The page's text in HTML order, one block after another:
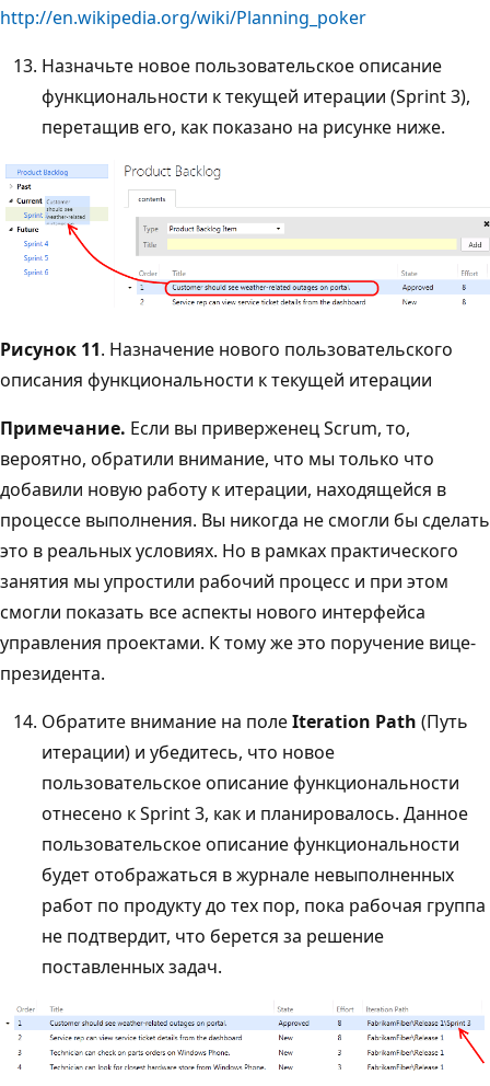
http://en.wikipedia.org/wiki/Planning_poker
Назначьте новое пользовательское описание
функциональности к текущей итерации (Sprint 3),
перетащив его, как показано на рисунке ниже.
Рисунок 11. Назначение нового пользовательского
описания функциональности к текущей итерации
Примечание. Если вы приверженец Scrum, то,
вероятно, обратили внимание, что мы только что
добавили новую работу к итерации, находящейся в
процессе выполнения. Вы никогда не смогли бы сделать
это в реальных условиях. Но в рамках практического
занятия мы упростили рабочий процесс и при этом
смогли показать все аспекты нового интерфейса
управления проектами. К тому же это поручение вице-
президента.
Обратите внимание на полеIteration Path (Путь
итерации) и убедитесь, что новое
пользовательское описание функциональности
отнесено к Sprint 3, как и планировалось. Данное
пользовательское описание функциональности
будет отображаться в журнале невыполненных
работ по продукту до тех пор, пока рабочая группа
не подтвердит, что берется за решение
поставленных задач.